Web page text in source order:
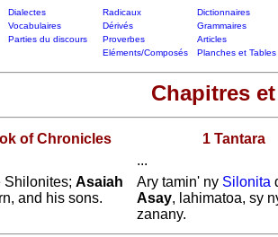
Dialectes Radicaux
Dictionnaires
Vocabulaires Dérivés
Grammaires
Parties du discours Proverbes
Articles
Eléments/Composés Planches et Tables
Chapitres
of Chronicles
1 Tantara
...
Shilonites; Asaiah
and his sons.
Ary tamin' ny Silonita
Asay, lahimatoa, sy
zanany.